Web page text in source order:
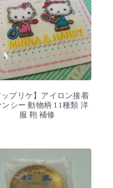
ップリケ】アイロン接着
ンシー 動物柄 11種類 洋
服 鞄 補修